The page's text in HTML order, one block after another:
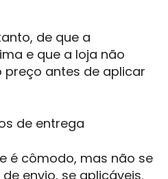
de que a
e que a loja não
antes de aplicar
de entrega
é cômodo, mas não se
envio, se aplicáveis.